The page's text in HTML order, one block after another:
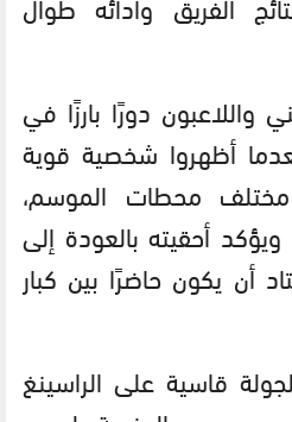
واللاعبون دورًا بارزًا في
أظهروا شخصية قوية
مختلف محطات الموسم،
ويؤكد أحقيته بالعودة إلى
أن يكون حاضرًا بين كبار
قاسية على الراسينغ